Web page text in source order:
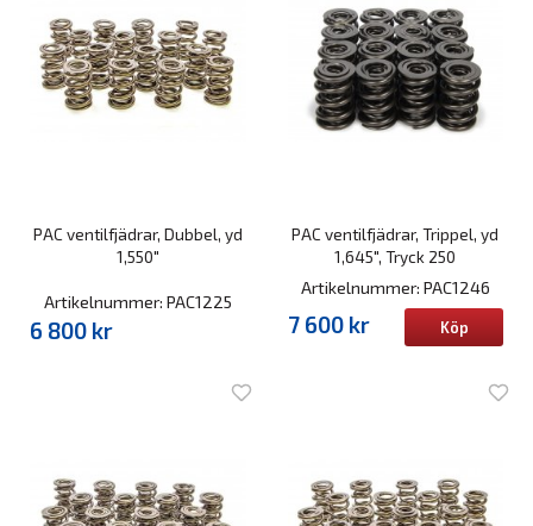
PAC ventilfjädrar, Dubbel, yd
1,550"
Artikelnummer: PAC1225
6 800 kr
PAC ventilfjädrar, Trippel, yd
1,645", Tryck 250
Artikelnummer: PAC1246
7 600 kr Köp